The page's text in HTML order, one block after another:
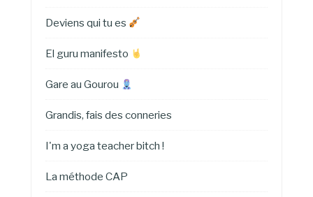
Deviens qui tu es
El guru manifesto
Gare au Gourou
Grandis, fais des conneries
I'm a yoga teacher bitch !
La méthode CAP